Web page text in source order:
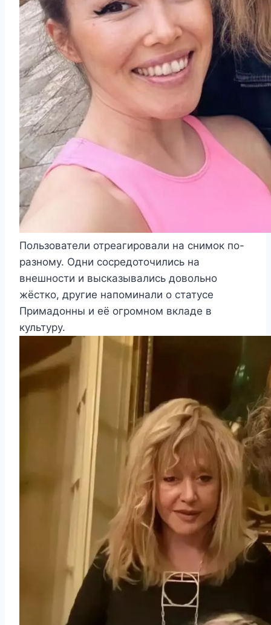
Пользователи отреагировали на снимок по-
разному. Одни сосредоточились на
внешности и высказывались довольно
жёстко, другие напоминали о статусе
Примадонны и её огромном вкладе в
культуру.